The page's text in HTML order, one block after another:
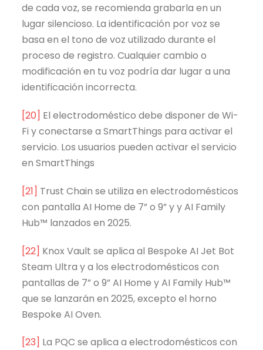
de cada voz, se recomienda grabarla en un
lugar silencioso. La identificación por voz se
basa en el tono de voz utilizado durante el
proceso de registro. Cualquier cambio o
modificación en tu voz podría dar lugar a una
identificación incorrecta.
[20] El electrodoméstico debe disponer de Wi-
Fi y conectarse a SmartThings para activar el
servicio. Los usuarios pueden activar el servicio
en SmartThings
[21] Trust Chain se utiliza en electrodomésticos
con pantalla AI Home de 7” o 9” y y AI Family
Hub™ lanzados en 2025.
[22] Knox Vault se aplica al Bespoke AI Jet Bot
Steam Ultra y a los electrodomésticos con
pantallas de 7” o 9” AI Home y AI Family Hub™
que se lanzarán en 2025, excepto el horno
Bespoke AI Oven.
[23] La PQC se aplica a electrodomésticos con